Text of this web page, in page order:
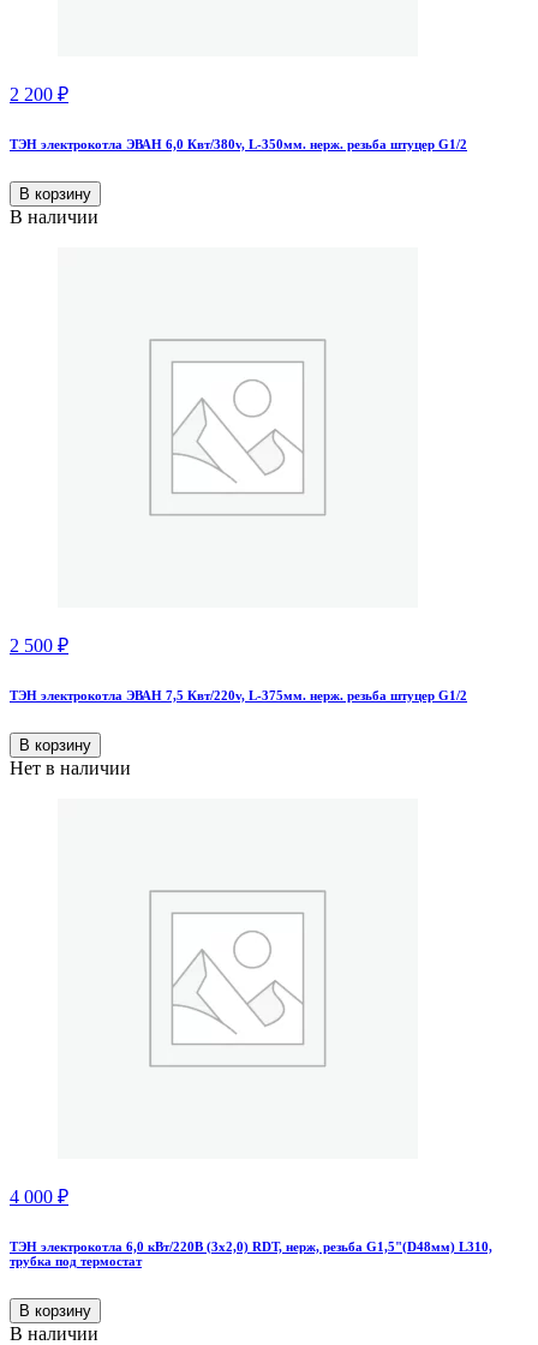
2 200 ₽
ТЭН электрокотла ЭВАН 6,0 Квт/380v, L-350мм. нерж. резьба штуцер G1/2
В корзину
В наличии
2 500 ₽
ТЭН электрокотла ЭВАН 7,5 Квт/220v, L-375мм. нерж. резьба штуцер G1/2
В корзину
Нет в наличии
4 000 ₽
ТЭН электрокотла 6,0 кВт/220В (3х2,0) RDT, нерж, резьба G1,5"(D48мм) L310,
трубка под термостат
В корзину
В наличии